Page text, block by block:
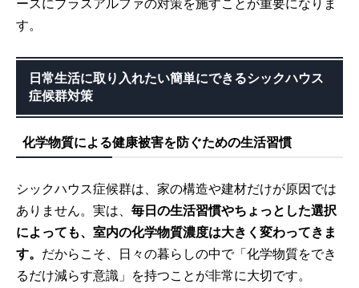
ースにプラスアルファの対策を施すことが重要になりま
す。
日常生活に取り入れたい簡単にできるシックハウス
症候群対策
化学物質による健康被害を防ぐための生活習慣
シックハウス症候群は、家の構造や建材だけが原因では
ありません。実は、 毎日の生活習慣やちょっとした選択
によっても、室内の化学物質濃度は大きく変わってきま
す。 だからこそ、日々の暮らしの中で「化学物質をでき
るだけ減らす意識」を持つことが非常に大切です。